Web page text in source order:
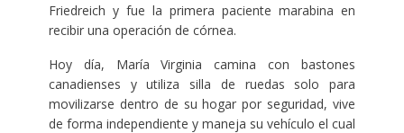
Friedreich y fue la primera paciente marabina en
recibir una operación de córnea.
Hoy día, María Virginia camina con bastones
canadienses y utiliza silla de ruedas solo para
movilizarse dentro de su hogar por seguridad, vive
de forma independiente y maneja su vehículo el cual